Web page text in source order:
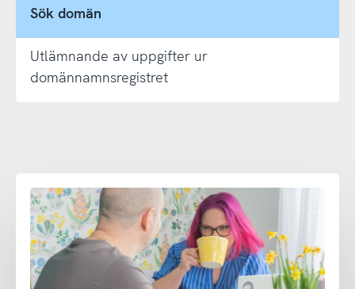
Sök domän
Utlämnande av uppgifter ur
domännamnsregistret